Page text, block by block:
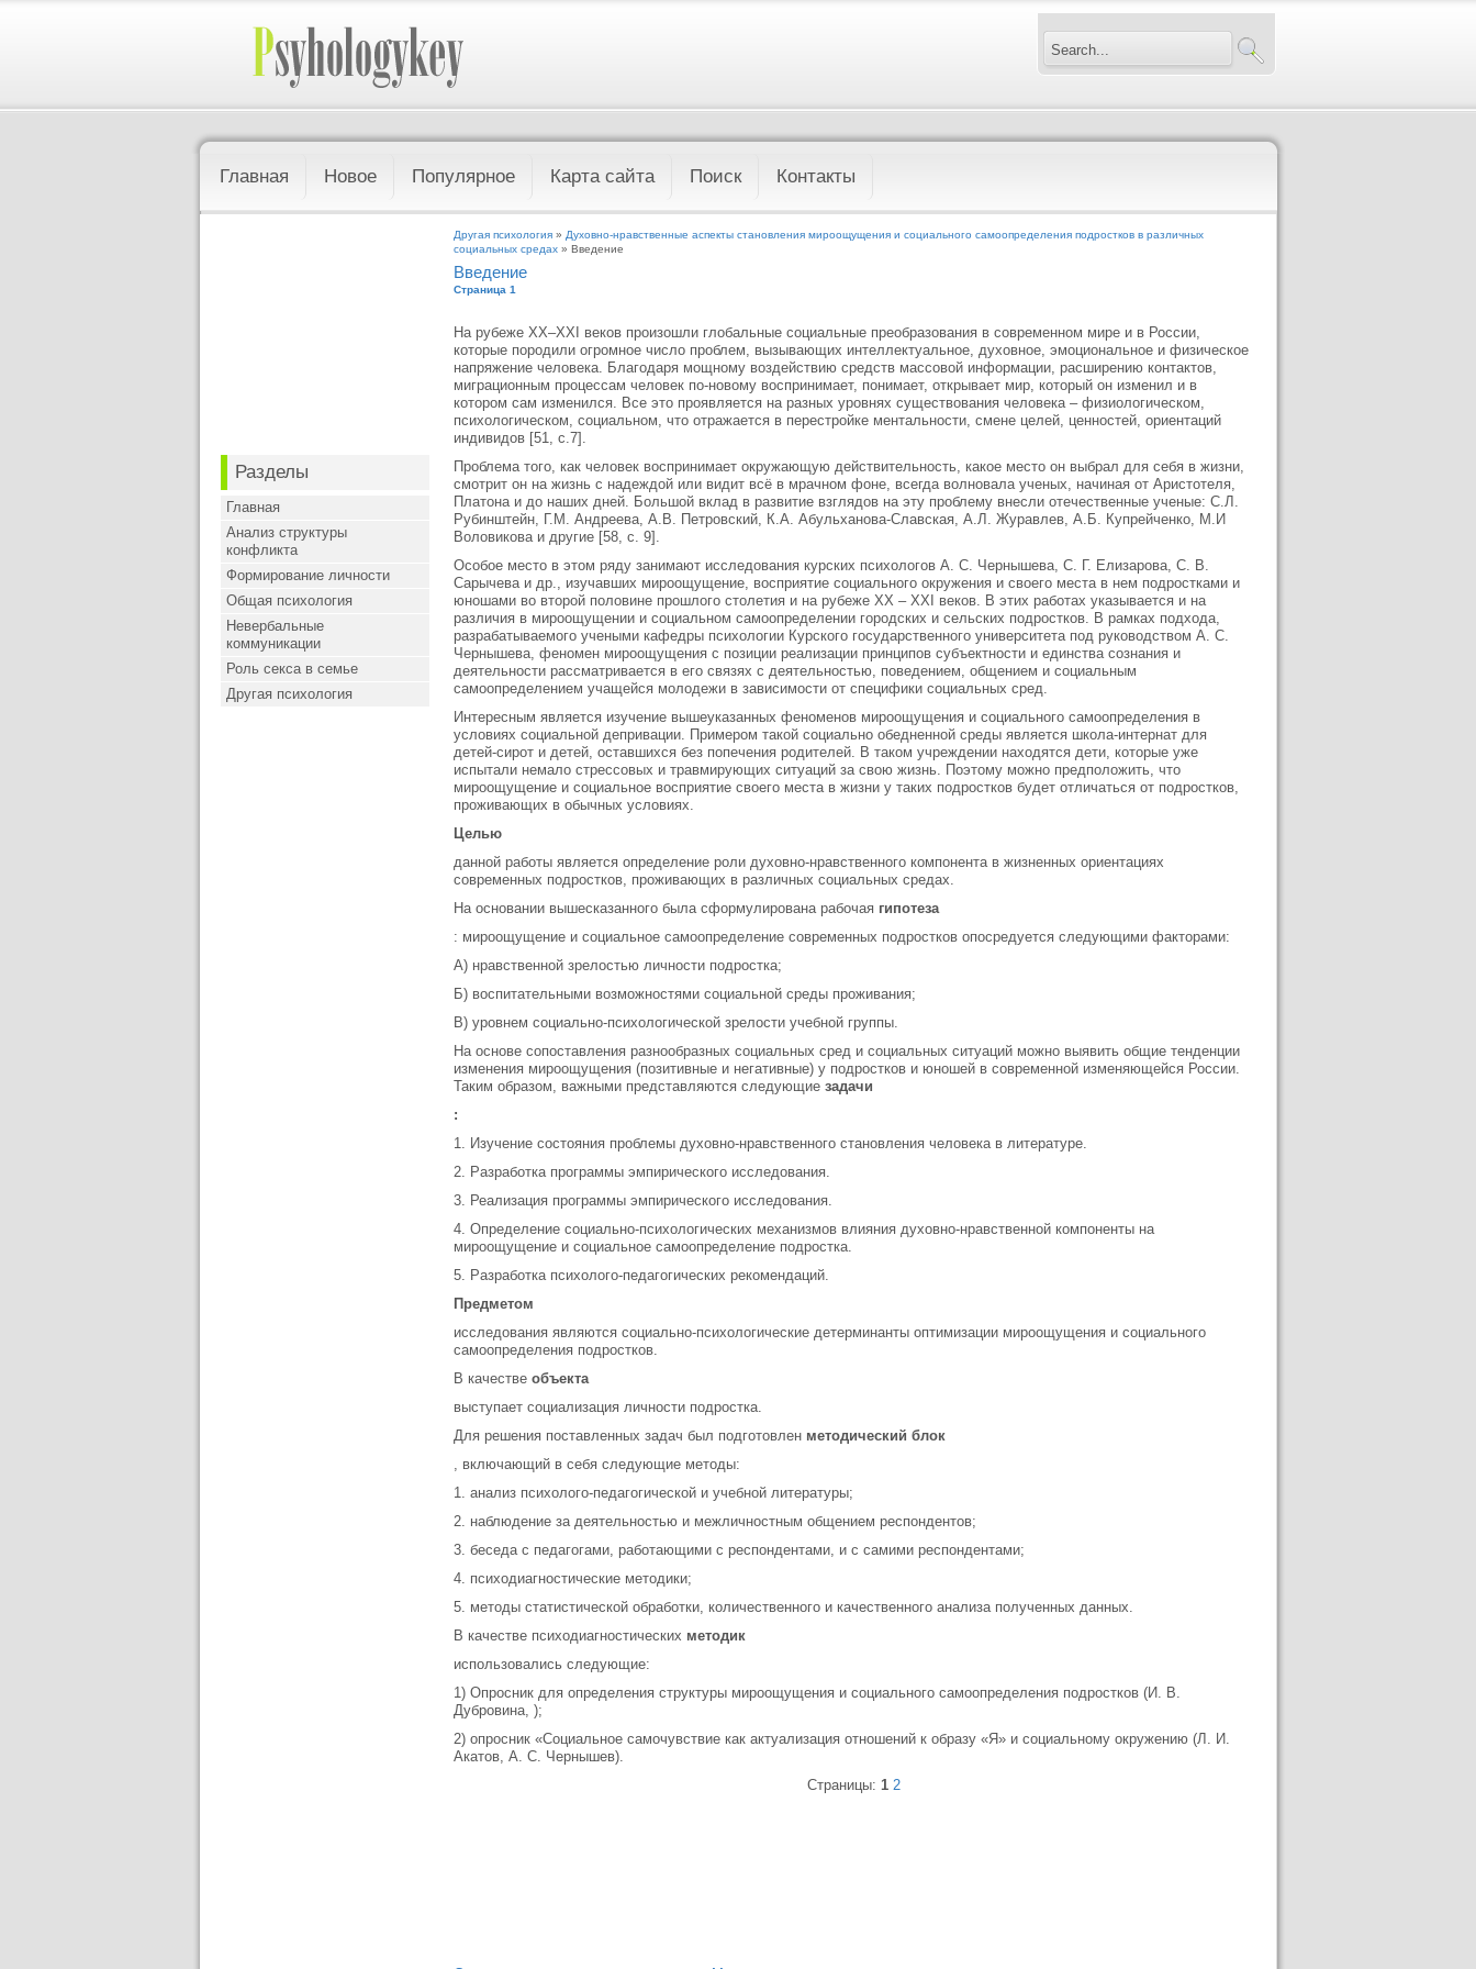
Главная Новое Популярное Карта сайта Поиск Контакты
Разделы
Главная
Анализ структуры
конфликта
Формирование личности
Общая психология
Невербальные
коммуникации
Роль секса в семье
Другая психология
Другая психология » Духовно-нравственные аспекты становления мироощущения и социального самоопределения подростков в различных
социальных средах » Введение
Введение
Страница 1
На рубеже XX–XXI веков произошли глобальные социальные преобразования в современном мире и в России,
которые породили огромное число проблем, вызывающих интеллектуальное, духовное, эмоциональное и физическое
напряжение человека. Благодаря мощному воздействию средств массовой информации, расширению контактов,
миграционным процессам человек по-новому воспринимает, понимает, открывает мир, который он изменил и в
котором сам изменился. Все это проявляется на разных уровнях существования человека – физиологическом,
психологическом, социальном, что отражается в перестройке ментальности, смене целей, ценностей, ориентаций
индивидов [51, с.7].
Проблема того, как человек воспринимает окружающую действительность, какое место он выбрал для себя в жизни,
смотрит он на жизнь с надеждой или видит всё в мрачном фоне, всегда волновала ученых, начиная от Аристотеля,
Платона и до наших дней. Большой вклад в развитие взглядов на эту проблему внесли отечественные ученые: С.Л.
Рубинштейн, Г.М. Андреева, А.В. Петровский, К.А. Абульханова-Славская, А.Л. Журавлев, А.Б. Купрейченко, М.И
Воловикова и другие [58, с. 9].
Особое место в этом ряду занимают исследования курских психологов А. С. Чернышева, С. Г. Елизарова, С. В.
Сарычева и др., изучавших мироощущение, восприятие социального окружения и своего места в нем подростками и
юношами во второй половине прошлого столетия и на рубеже XX – XXI веков. В этих работах указывается и на
различия в мироощущении и социальном самоопределении городских и сельских подростков. В рамках подхода,
разрабатываемого учеными кафедры психологии Курского государственного университета под руководством А. С.
Чернышева, феномен мироощущения с позиции реализации принципов субъектности и единства сознания и
деятельности рассматривается в его связях с деятельностью, поведением, общением и социальным
самоопределением учащейся молодежи в зависимости от специфики социальных сред.
Интересным является изучение вышеуказанных феноменов мироощущения и социального самоопределения в
условиях социальной депривации. Примером такой социально обедненной среды является школа-интернат для
детей-сирот и детей, оставшихся без попечения родителей. В таком учреждении находятся дети, которые уже
испытали немало стрессовых и травмирующих ситуаций за свою жизнь. Поэтому можно предположить, что
мироощущение и социальное восприятие своего места в жизни у таких подростков будет отличаться от подростков,
проживающих в обычных условиях.
Целью
данной работы является определение роли духовно-нравственного компонента в жизненных ориентациях
современных подростков, проживающих в различных социальных средах.
На основании вышесказанного была сформулирована рабочая гипотеза
: мироощущение и социальное самоопределение современных подростков опосредуется следующими факторами:
А) нравственной зрелостью личности подростка;
Б) воспитательными возможностями социальной среды проживания;
В) уровнем социально-психологической зрелости учебной группы.
На основе сопоставления разнообразных социальных сред и социальных ситуаций можно выявить общие тенденции
изменения мироощущения (позитивные и негативные) у подростков и юношей в современной изменяющейся России.
Таким образом, важными представляются следующие задачи
:
1. Изучение состояния проблемы духовно-нравственного становления человека в литературе.
2. Разработка программы эмпирического исследования.
3. Реализация программы эмпирического исследования.
4. Определение социально-психологических механизмов влияния духовно-нравственной компоненты на
мироощущение и социальное самоопределение подростка.
5. Разработка психолого-педагогических рекомендаций.
Предметом
исследования являются социально-психологические детерминанты оптимизации мироощущения и социального
самоопределения подростков.
В качестве объекта
выступает социализация личности подростка.
Для решения поставленных задач был подготовлен методический блок
, включающий в себя следующие методы:
1. анализ психолого-педагогической и учебной литературы;
2. наблюдение за деятельностью и межличностным общением респондентов;
3. беседа с педагогами, работающими с респондентами, и с самими респондентами;
4. психодиагностические методики;
5. методы статистической обработки, количественного и качественного анализа полученных данных.
В качестве психодиагностических методик
использовались следующие:
1) Опросник для определения структуры мироощущения и социального самоопределения подростков (И. В.
Дубровина, );
2) опросник «Социальное самочувствие как актуализация отношений к образу «Я» и социальному окружению (Л. И.
Акатов, А. С. Чернышев).
Страницы: 1 2